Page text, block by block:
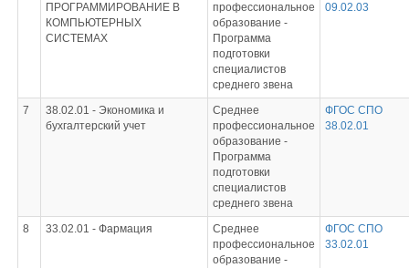
ПРОГРАММИРОВАНИЕ В
КОМПЬЮТЕРНЫХ
СИСТЕМАХ
профессиональное
образование -
Программа
подготовки
специалистов
среднего звена
09.02.03
7 38.02.01 - Экономика и
бухгалтерский учет
Среднее
профессиональное
образование -
Программа
подготовки
специалистов
среднего звена
ФГОС СПО
38.02.01
8 33.02.01 - Фармация
Среднее
профессиональное
образование -
ФГОС СПО
33.02.01